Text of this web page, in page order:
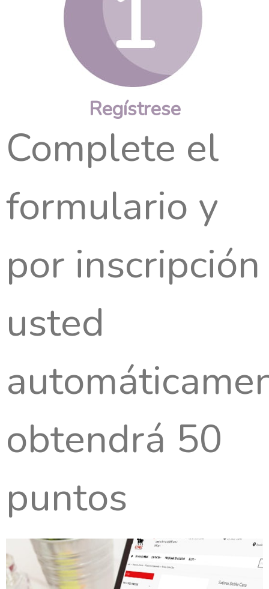
Regístrese
Complete el
formulario y
por inscripción
usted
obtendrá 50
puntos